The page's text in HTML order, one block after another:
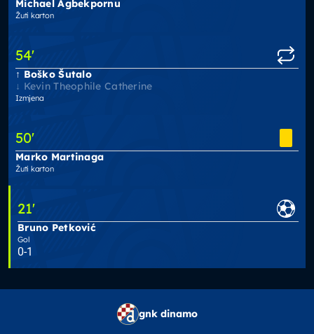
Michael Agbekpornu
Žuti karton
54'
Boško Šutalo
Kevin Theophile Catherine
Izmjena
50'
Marko Martinaga
Žuti karton
21'
Bruno Petković
Gol
0-1
gnk dinamo